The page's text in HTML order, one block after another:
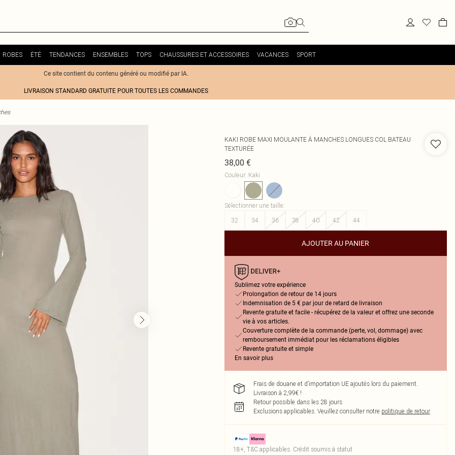
ROBES ÉTÉ TENDANCES ENSEMBLES TOPS CHAUSSURES ET ACCESSOIRES VACANCES SPORT
Ce site contient du contenu généré ou modifié par IA.
LIVRAISON STANDARD GRATUITE POUR TOUTES LES COMMANDES
KAKI ROBE MAXI MOULANTE À MANCHES LONGUES COL BATEAU
TEXTURÉE
38,00 €
Couleur: Kaki
Sélectionner une taille:
32
34 36 38 40 42 44
AJOUTER AU PANIER
Sublimez votre expérience
Prolongation de retour de 14 jours
Indemnisation de 5 € par jour de retard de livraison
Revente gratuite et facile - récupérez de la valeur et offrez une seconde
vie à vos articles.
Couverture complète de la commande (perte, vol, dommage) avec
remboursement immédiat pour les réclamations éligibles
Revente gratuite et simple
En savoir plus
Frais de douane et d’importation UE ajoutés lors du paiement.
Livraison à 2,99€ !
Retour possible dans les 28 jours
Exclusions applicables. Veuillez consulter notre politique de retour
18+, T&C applicables. Crédit soumis à statut